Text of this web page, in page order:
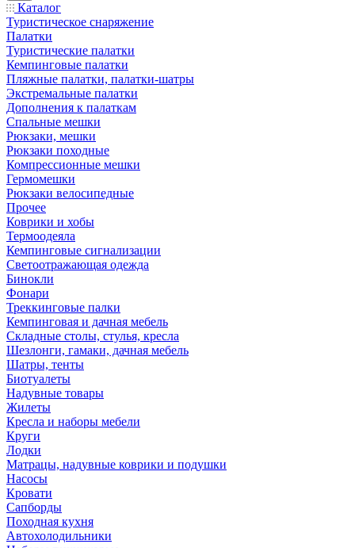
Каталог
Туристическое снаряжение
Палатки
Туристические палатки
Кемпинговые палатки
Пляжные палатки, палатки-шатры
Экстремальные палатки
Дополнения к палаткам
Спальные мешки
Рюкзаки, мешки
Рюкзаки походные
Компрессионные мешки
Гермомешки
Рюкзаки велосипедные
Прочее
Коврики и хобы
Термоодеяла
Кемпинговые сигнализации
Светоотражающая одежда
Бинокли
Фонари
Треккинговые палки
Кемпинговая и дачная мебель
Складные столы, стулья, кресла
Шезлонги, гамаки, дачная мебель
Шатры, тенты
Биотуалеты
Надувные товары
Жилеты
Кресла и наборы мебели
Круги
Лодки
Матрацы, надувные коврики и подушки
Насосы
Кровати
Сапборды
Походная кухня
Автохолодильники